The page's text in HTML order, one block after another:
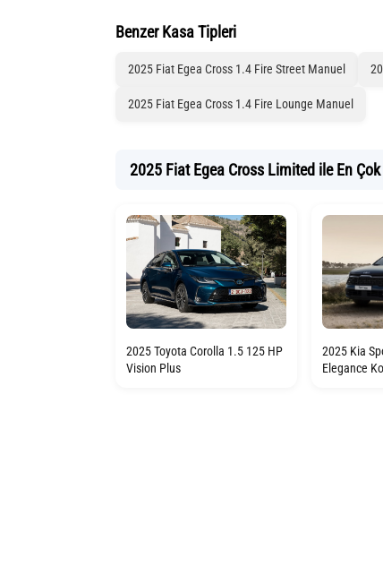
Benzer Kasa Tipleri
2025 Fiat Egea Cross 1.4 Fire Street Manuel
2025 Fiat Egea Cross 1.4 Fire Lounge Manuel
2025 Fiat Egea Cross Limited ile En Çok
2025 Toyota Corolla 1.5 125 HP
Vision Plus
2025 Kia
Elegance